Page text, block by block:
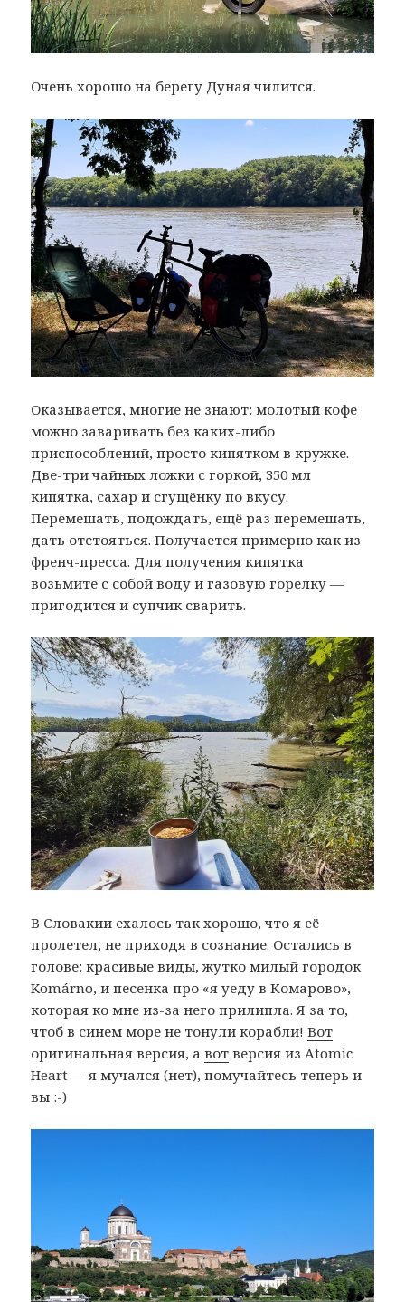
Очень хорошо на берегу Дуная чилится.
Оказывается, многие не знают: молотый кофе
можно заваривать без каких-либо
приспособлений, просто кипятком в кружке.
Две-три чайных ложки с горкой, 350 мл
кипятка, сахар и сгущёнку по вкусу.
Перемешать, подождать, ещё раз перемешать,
дать отстояться. Получается примерно как из
френч-пресса. Для получения кипятка
возьмите с собой воду и газовую горелку —
пригодится и супчик сварить.
В Словакии ехалось так хорошо, что я её
пролетел, не приходя в сознание. Остались в
голове: красивые виды, жутко милый городок
Komárno, и песенка про «я уеду в Комарово»,
которая ко мне из-за него прилипла. Я за то,
чтоб в синем море не тонули корабли!Вот
оригинальная версия, авот версия из Atomic
Heart — я мучался (нет), помучайтесь теперь и
вы :-)